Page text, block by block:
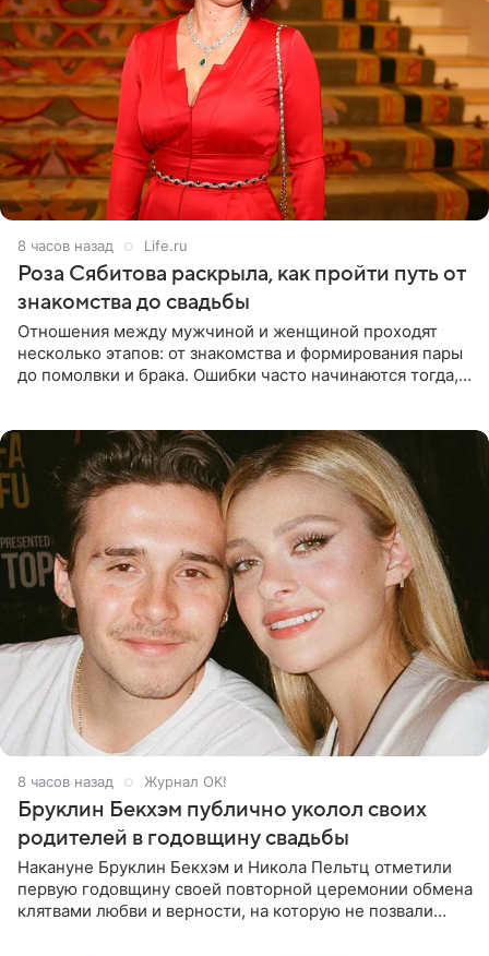
8 часов назад Life.ru
Роза Сябитова раскрыла, как пройти путь от
знакомства до свадьбы
Отношения между мужчиной и женщиной проходят
несколько этапов: от знакомства и формирования пары
до помолвки и брака. Ошибки часто начинаются тогда,
8 часов назад Журнал OK!
Бруклин Бекхэм публично уколол своих
родителей в годовщину свадьбы
Накануне Бруклин Бекхэм и Никола Пельтц отметили
первую годовщину своей повторной церемонии обмена
клятвами любви и верности, на которую не позвали